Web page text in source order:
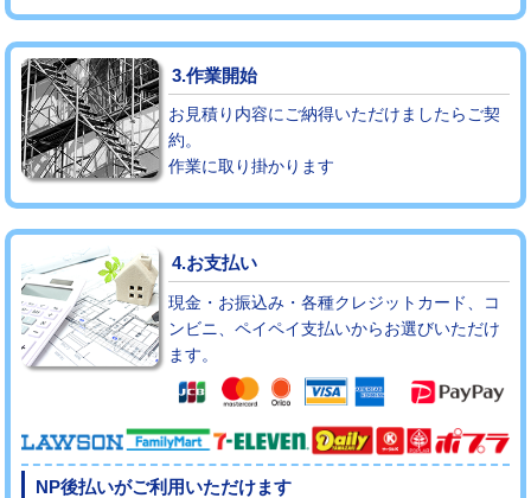
3.作業開始
お見積り内容にご納得いただけましたらご契
約。
作業に取り掛かります
4.お支払い
現金・お振込み・各種クレジットカード、コ
ンビニ、ペイペイ支払いからお選びいただけ
ます。
NP後払いがご利用いただけます